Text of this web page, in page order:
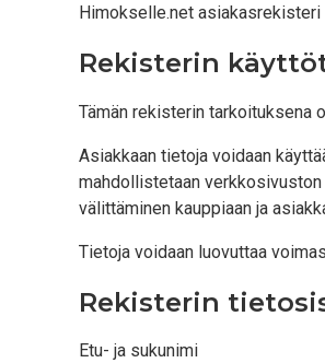
Himokselle.net asiakasrekisteri
Rekisterin
Tämän rekisterin tarkoituksena
Asiakkaan tietoja voidaan
mahdollistetaan
välittäminen kauppiaan ja
Tietoja voidaan luovuttaa
Rekisterin
Etu- ja sukunimi